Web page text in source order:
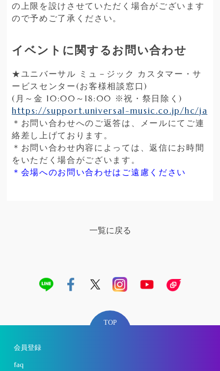
の上限を設けさせていただく場合がございます
ので予めご了承ください。
イベントに関するお問い合わせ
★ユニバーサル ミュ－ジック カスタマー・サ
ービスセンター(お客様相談窓口)
(月～金 10:00～18:00 ※祝・祭日除く)
https://support.universal-music.co.jp/hc/ja
＊お問い合わせへのご返答は、メールにてご連
絡差し上げております。
＊お問い合わせ内容によっては、返信にお時間
をいただく場合がございます。
＊会場へのお問い合わせはご遠慮ください
一覧に戻る
TOP
会員登録
faq